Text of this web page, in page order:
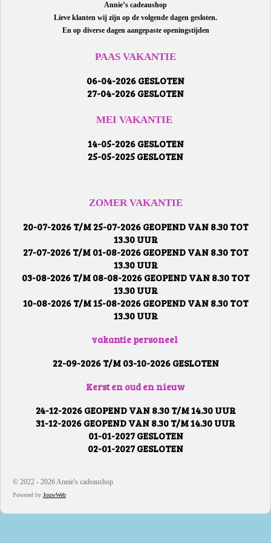
Annie’s cadeaushop
Lieve klanten wij zijn op de volgende dagen gesloten.
En op diverse dagen aangepaste openingstijden
PAAS VAKANTIE
06-04-2026 GESLOTEN
27-04-2026 GESLOTEN
MEI VAKANTIE
14-05-2026 GESLOTEN
25-05-2025 GESLOTEN
ZOMER VAKANTIE
20-07-2026 T/M 25-07-2026 GEOPEND VAN 8.30 TOT
13.30 UUR
27-07-2026 T/M 01-08-2026 GEOPEND VAN 8.30 TOT
13.30 UUR
03-08-2026 T/M 08-08-2026 GEOPEND VAN 8.30 TOT
13.30 UUR
10-08-2026 T/M 15-08-2026 GEOPEND VAN 8.30 TOT
13.30 UUR
vakantie personeel
22-09-2026 T/M 03-10-2026 GESLOTEN
Kerst en oud en nieuw
24-12-2026 GEOPEND VAN 8.30 T/M 14.30 UUR
31-12-2026 GEOPEND VAN 8.30 T/M 14.30 UUR
01-01-2027 GESLOTEN
02-01-2027 GESLOTEN
© 2022 - 2026 Annie's cadeaushop
Powered by JouwWeb